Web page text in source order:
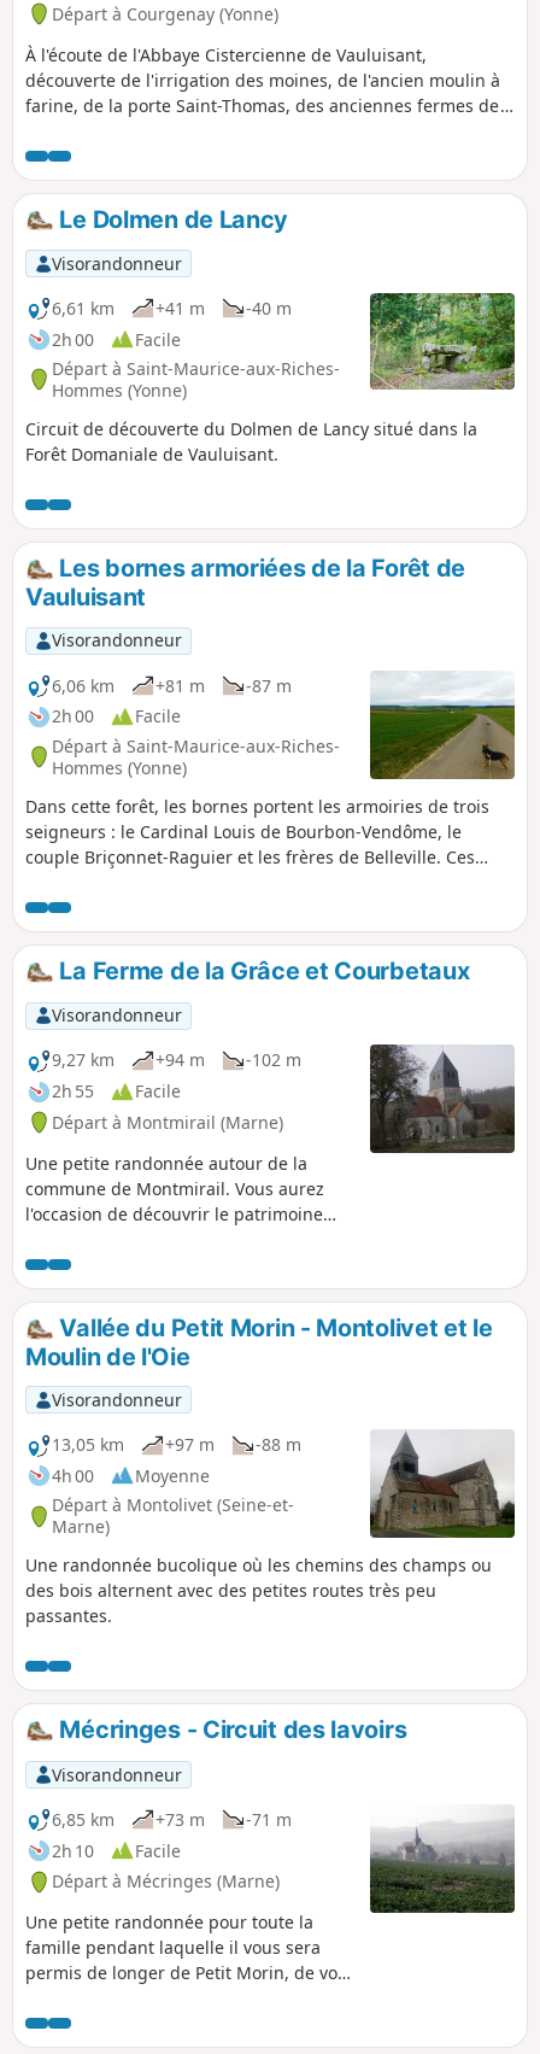
Départ à Courgenay (Yonne)
À l'écoute de l'Abbaye Cistercienne de Vauluisant,
découverte de l'irrigation des moines, de l'ancien moulin à
farine, de la porte Saint-Thomas, des anciennes fermes de
Vauluisant.
Le Dolmen de Lancy
Visorandonneur
6,61 km
+41 m
-40 m
2h 00
Facile
Départ à Saint-Maurice-aux-Riches-
Hommes (Yonne)
Circuit de découverte du Dolmen de Lancy situé dans la
Forêt Domaniale de Vauluisant.
Les bornes armoriées de la Forêt de
Vauluisant
Visorandonneur
6,06 km
+81 m
-87 m
2h 00
Facile
Départ à Saint-Maurice-aux-Riches-
Hommes (Yonne)
Dans cette forêt, les bornes portent les armoiries de trois
seigneurs : le Cardinal Louis de Bourbon-Vendôme, le
couple Briçonnet-Raguier et les frères de Belleville. Ces
suite de contestations sur les limites respectives des uns et
des autres.
La Ferme de la Grâce et Courbetaux
Visorandonneur
9,27 km
+94 m
-102 m
2h 55
Facile
Départ à Montmirail (Marne)
Une petite randonnée autour de la
commune de Montmirail. Vous aurez
l'occasion de découvrir le patrimoine
intégrante de la ville. Une balade qu'il
est possible de faire en famille.
Vallée du Petit Morin - Montolivet et le
Moulin de l'Oie
Visorandonneur
13,05 km
+97 m
-88 m
4h 00
Moyenne
Départ à Montolivet (Seine-et-
Marne)
Une randonnée bucolique où les chemins des champs ou
des bois alternent avec des petites routes très peu
passantes.
Mécringes - Circuit des lavoirs
Visorandonneur
6,85 km
+73 m
-71 m
2h 10
Facile
Départ à Mécringes (Marne)
Une petite randonnée pour toute la
famille pendant laquelle il vous sera
permis de longer de Petit Morin, de voir
une vue extraordinaire sur Montmirail
et son château ainsi que sur l'ensemble